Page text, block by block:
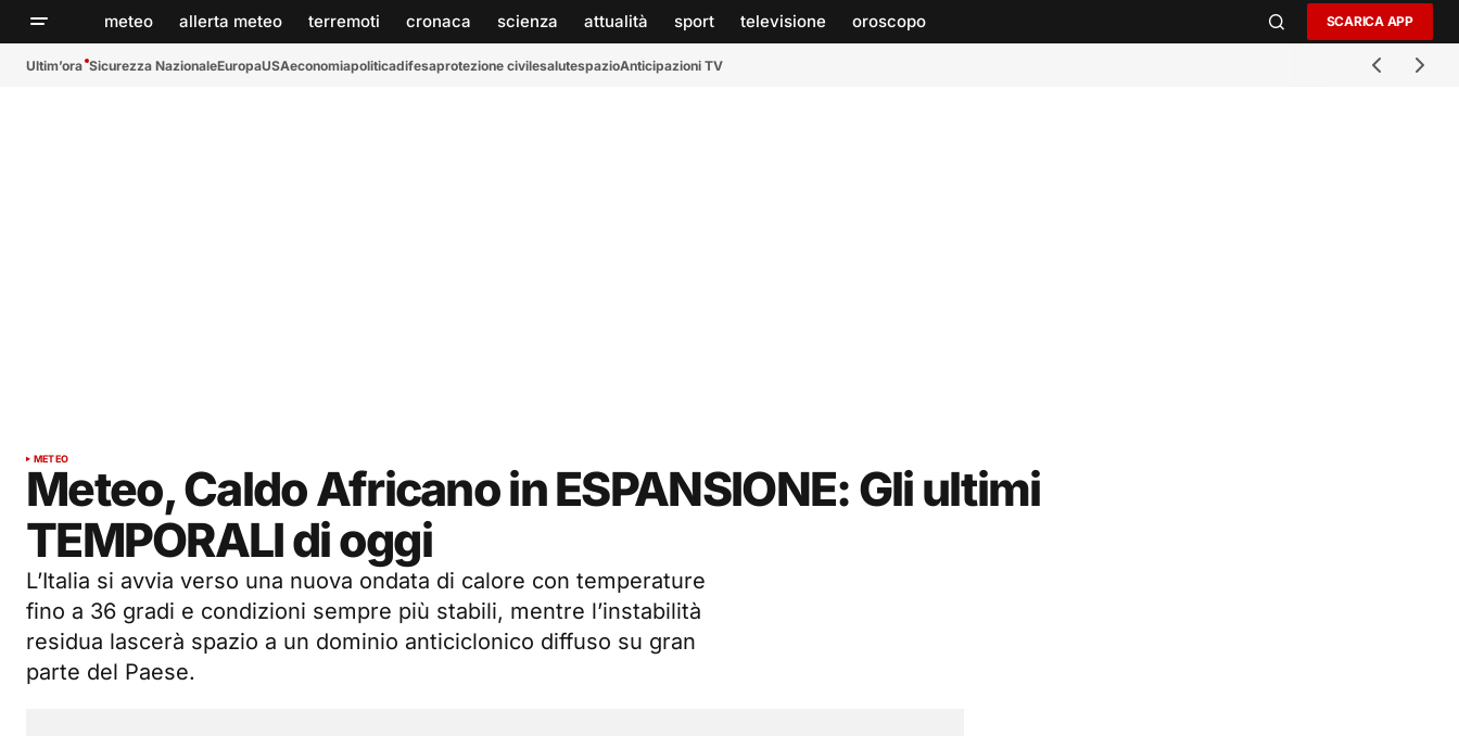
meteo allerta meteo terremoti cronaca scienza attualità sport televisione oroscopo SCARICA APP
Ultim’ora Sicurezza NazionaleEuropaUSAeconomiapoliticadifesaprotezione civilesalutespazioAnticipazioni TV
METEO
Meteo, Caldo Africano in ESPANSIONE: Gli ultimi
TEMPORALI di oggi
L’Italia si avvia verso una nuova ondata di calore con temperature
fino a 36 gradi e condizioni sempre più stabili, mentre l’instabilità
residua lascerà spazio a un dominio anticiclonico diffuso su gran
parte del Paese.